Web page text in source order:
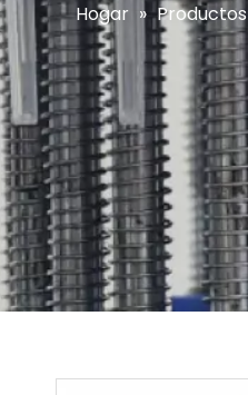
Hogar » Productos